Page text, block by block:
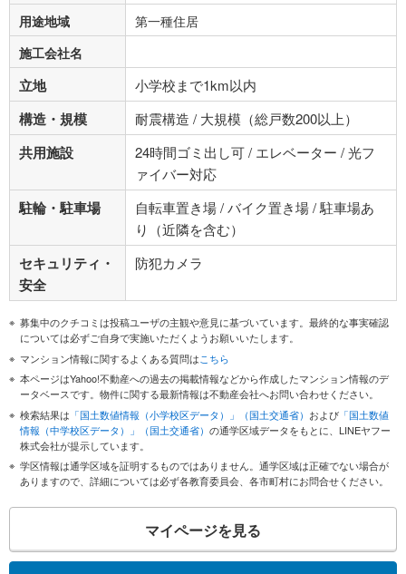
用途地域
第一種住居
施工会社名
立地 小学校まで1km以内
構造・規模 耐震構造 / 大規模（総戸数200以上）
共用施設
24時間ゴミ出し可 / エレベーター / 光フ
ァイバー対応
駐輪・駐車場
自転車置き場 / バイク置き場 / 駐車場あ
り（近隣を含む）
セキュリティ・
安全
防犯カメラ
募集中のクチコミは投稿ユーザの主観や意見に基づいています。最終的な事実確認
については必ずご自身で実施いただくようお願いいたします。
マンション情報に関するよくある質問はこちら
本ページはYahoo!不動産への過去の掲載情報などから作成したマンション情報のデ
ータベースです。物件に関する最新情報は不動産会社へお問い合わせください。
検索結果は 「国土数値情報（小学校区データ）」（国土交通省） および 「国土数値
情報（中学校区データ）」（国土交通省） の通学区域データをもとに、LINEヤフー
株式会社が提示しています。
学区情報は通学区域を証明するものではありません。通学区域は正確でない場合が
ありますので、詳細については必ず各教育委員会、各市町村にお問合せください。
マイページを見る